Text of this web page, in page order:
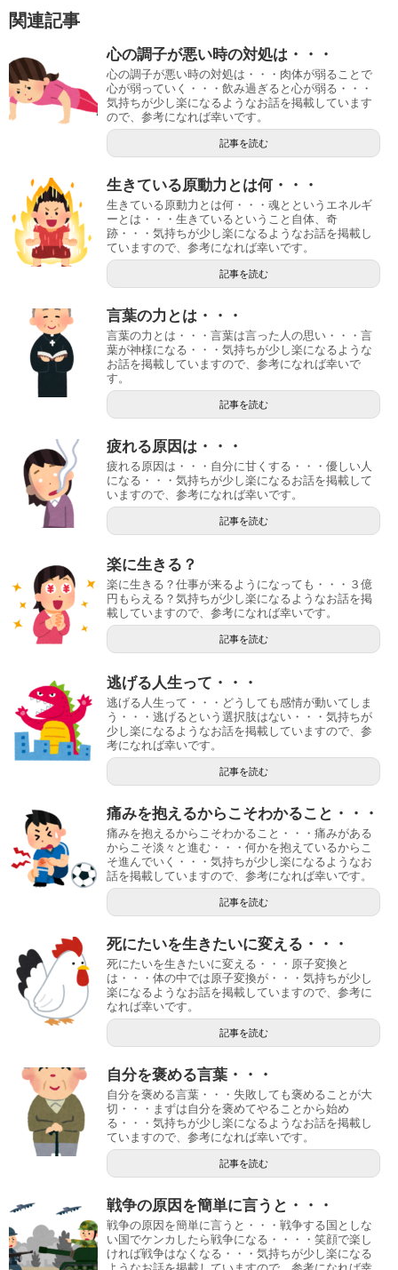
関連記事
心の調子が悪い時の対処は・・・
心の調子が悪い時の対処は・・・肉体が弱ることで
心が弱っていく・・・飲み過ぎると心が弱る・・・
気持ちが少し楽になるようなお話を掲載しています
ので、参考になれば幸いです。
記事を読む
生きている原動力とは何・・・
生きている原動力とは何・・・魂とというエネルギ
ーとは・・・生きているということ自体、奇
跡・・・気持ちが少し楽になるようなお話を掲載し
ていますので、参考になれば幸いです。
記事を読む
言葉の力とは・・・
言葉の力とは・・・言葉は言った人の思い・・・言
葉が神様になる・・・気持ちが少し楽になるような
お話を掲載していますので、参考になれば幸いで
す。
記事を読む
疲れる原因は・・・
疲れる原因は・・・自分に甘くする・・・優しい人
になる・・・気持ちが少し楽になるお話を掲載して
いますので、参考になれば幸いです。
記事を読む
楽に生きる？
楽に生きる？仕事が来るようになっても・・・３億
円もらえる？気持ちが少し楽になるようなお話を掲
載していますので、参考になれば幸いです。
記事を読む
逃げる人生って・・・
逃げる人生って・・・どうしても感情が動いてしま
う・・・逃げるという選択肢はない・・・気持ちが
少し楽になるようなお話を掲載していますので、参
考になれば幸いです。
記事を読む
痛みを抱えるからこそわかること・・・
痛みを抱えるからこそわかること・・・痛みがある
からこそ淡々と進む・・・何かを抱えているからこ
そ進んでいく・・・気持ちが少し楽になるようなお
話を掲載していますので、参考になれば幸いです。
記事を読む
死にたいを生きたいに変える・・・
死にたいを生きたいに変える・・・原子変換と
は・・・体の中では原子変換が・・・気持ちが少し
楽になるようなお話を掲載していますので、参考に
なれば幸いです。
記事を読む
自分を褒める言葉・・・
自分を褒める言葉・・・失敗しても褒めることが大
切・・・まずは自分を褒めてやることから始め
る・・・気持ちが少し楽になるようなお話を掲載し
ていますので、参考になれば幸いです。
記事を読む
戦争の原因を簡単に言うと・・・
戦争の原因を簡単に言うと・・・戦争する国としな
い国でケンカしたら戦争になる・・・・笑顔で楽し
ければ戦争はなくなる・・・気持ちが少し楽になる